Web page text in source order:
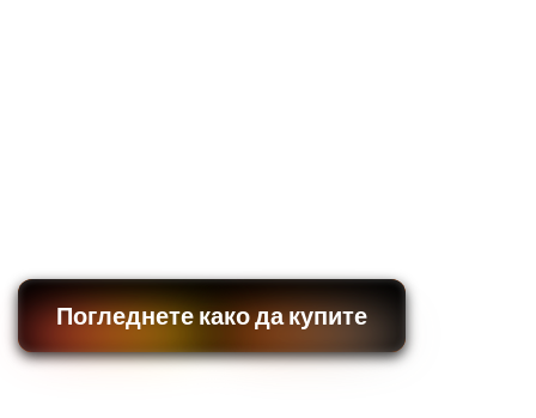
Погледнете како да купите